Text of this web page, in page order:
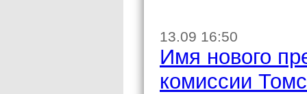
13.09 16:50
Имя нового
комиссии